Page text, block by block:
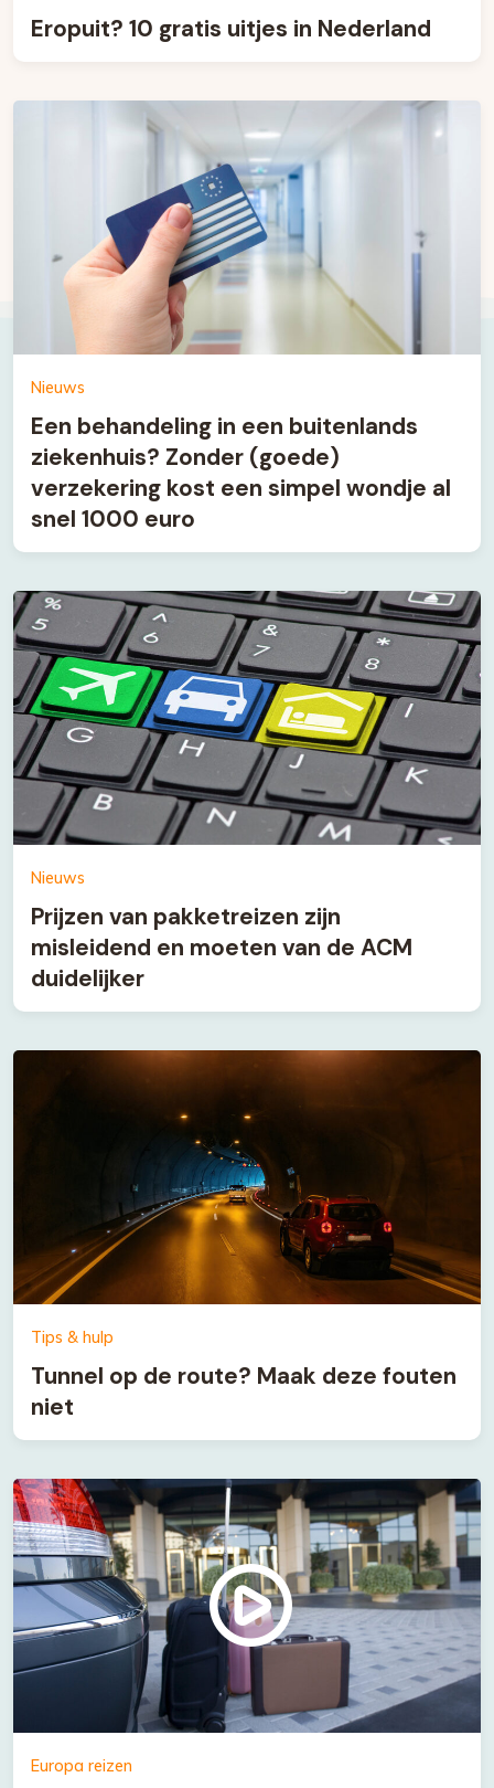
Eropuit? 10 gratis uitjes in Nederland
Nieuws
Een behandeling in een buitenlands
ziekenhuis? Zonder (goede)
verzekering kost een simpel wondje al
snel 1000 euro
Nieuws
Prijzen van pakketreizen zijn
misleidend en moeten van de ACM
duidelijker
Tips & hulp
Tunnel op de route? Maak deze fouten
niet
Europa reizen